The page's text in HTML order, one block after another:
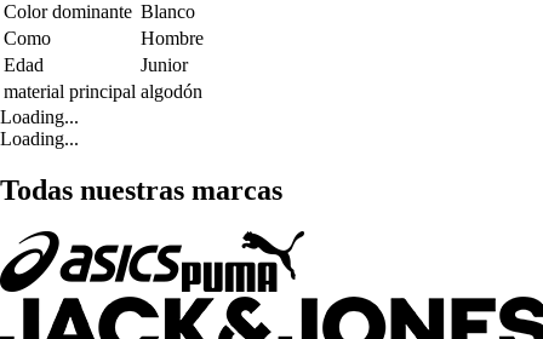
Color dominante Blanco
Como
Hombre
Edad
Junior
material principal algodón
Loading...
Loading...
Todas nuestras marcas